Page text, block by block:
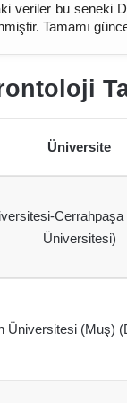
veriler bu seneki
Tamamı
Üniversite
Üniversitesi)
Üniversitesi (Muş)